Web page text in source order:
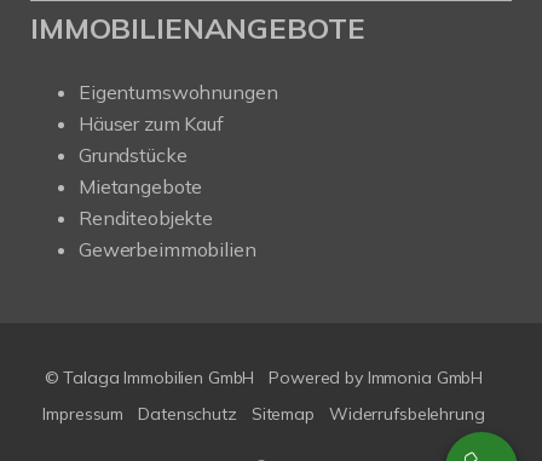
IMMOBILIENANGEBOTE
Eigentumswohnungen
Häuser zum Kauf
Grundstücke
Mietangebote
Renditeobjekte
Gewerbeimmobilien
© Talaga Immobilien GmbH Powered by Immonia GmbH
Impressum
Datenschutz Sitemap Widerrufsbelehrung